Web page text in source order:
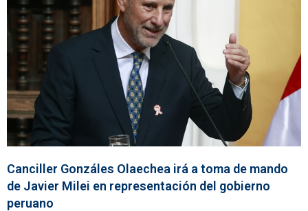
Canciller Gonzáles Olaechea irá a toma de mando
de Javier Milei en representación del gobierno
peruano